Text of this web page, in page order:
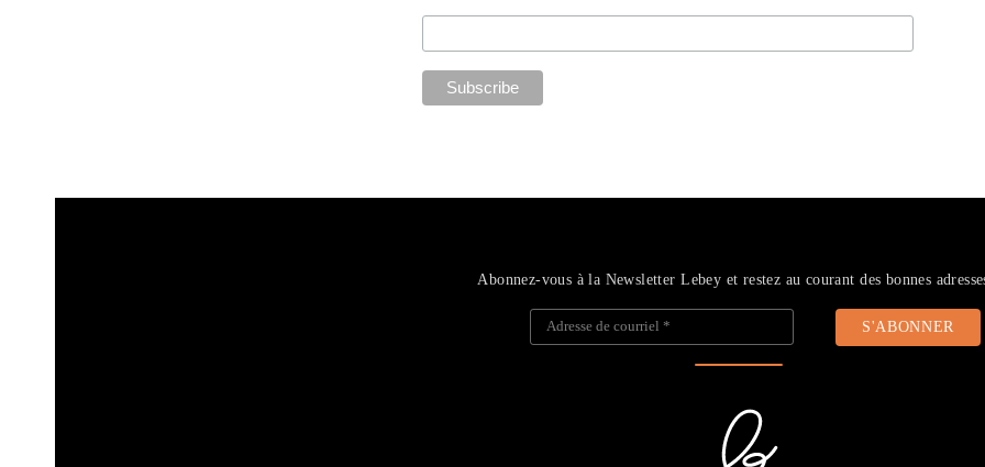
Abonnez-vous à la Newsletter Lebey et restez au courant des bonnes
Adresse de courriel*